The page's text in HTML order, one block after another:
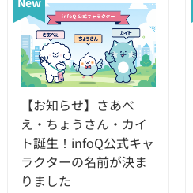
【お知らせ】さあべ
え・ちょうさん・カイ
ト誕生！infoQ公式キャ
ラクターの名前が決ま
りました